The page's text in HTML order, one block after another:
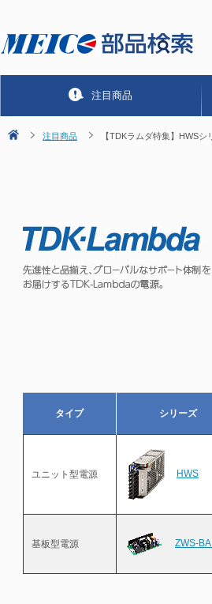
注目商品
注目商品 【TDKラムダ特集】HWSシ
タイプ シリーズ
ユニット型電源 HWS
基板型電源 ZWS-